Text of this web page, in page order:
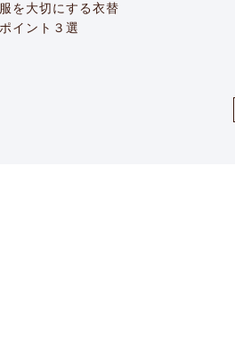
を大切にする衣替
イント３選